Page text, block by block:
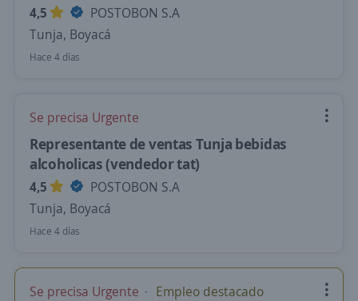
4,5
POSTOBON S.A
Tunja, Boyacá
Hace 4 días
Se precisa Urgente
Representante de ventas Tunja bebidas
alcoholicas (vendedor tat)
4,5
POSTOBON S.A
Tunja, Boyacá
Hace 4 días
Se precisa Urgente Empleo destacado